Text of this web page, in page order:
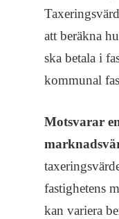
att beräkna
ska betala i
kommunal
Motsvarar
fastighetens
kan variera